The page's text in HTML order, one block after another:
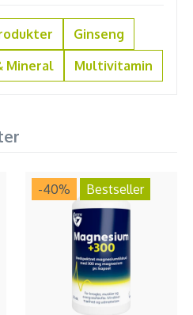
Ginseng
Mineral Multivitamin
-40% Bestseller